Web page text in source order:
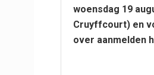
woensdag 19
Cruyffcourt) en
over aanmelden